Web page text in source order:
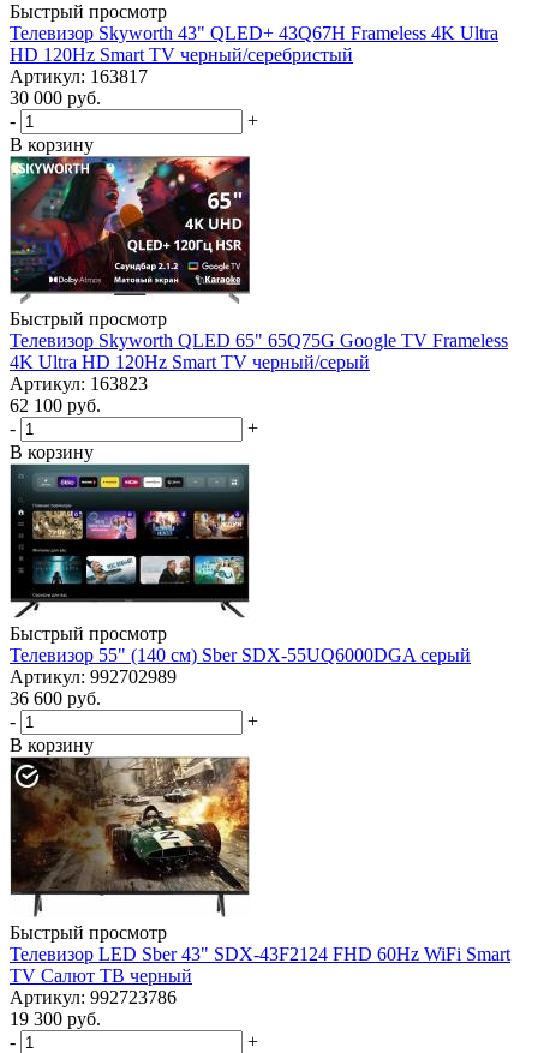
Быстрый просмотр
Телевизор Skyworth 43" QLED+ 43Q67H Frameless 4K Ultra
HD 120Hz Smart TV черный/серебристый
Артикул: 163817
30 000 руб.
-
+
В корзину
Быстрый просмотр
Телевизор Skyworth QLED 65" 65Q75G Google TV Frameless
4K Ultra HD 120Hz Smart TV черный/серый
Артикул: 163823
62 100 руб.
-
+
В корзину
Быстрый просмотр
Телевизор 55" (140 см) Sber SDX-55UQ6000DGA серый
Артикул: 992702989
36 600 руб.
-
+
В корзину
Быстрый просмотр
Телевизор LED Sber 43" SDX-43F2124 FHD 60Hz WiFi Smart
TV Салют ТВ черный
Артикул: 992723786
19 300 руб.
-
+